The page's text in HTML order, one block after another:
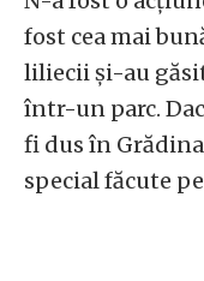
fost cea mai
liliecii și-au
într-un parc.
fi dus în
special făcute